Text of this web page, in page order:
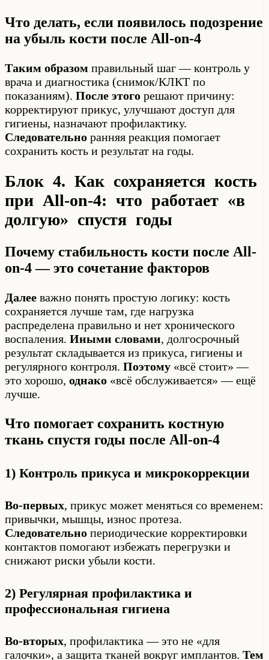
Что делать, если появилось подозрение
на убыль кости после All-on-4
Таким образом правильный шаг — контроль у
врача и диагностика (снимок/КЛКТ по
показаниям). После этого решают причину:
корректируют прикус, улучшают доступ для
гигиены, назначают профилактику.
Следовательно ранняя реакция помогает
сохранить кость и результат на годы.
Блок 4. Как сохраняется кость
при All-on-4: что работает «в
долгую» спустя годы
Почему стабильность кости после All-
on-4 — это сочетание факторов
Далее важно понять простую логику: кость
сохраняется лучше там, где нагрузка
распределена правильно и нет хронического
воспаления. Иными словами, долгосрочный
результат складывается из прикуса, гигиены и
регулярного контроля. Поэтому «всё стоит» —
это хорошо, однако «всё обслуживается» — ещё
лучше.
Что помогает сохранить костную
ткань спустя годы после All-on-4
1) Контроль прикуса и микрокоррекции
Во-первых, прикус может меняться со временем:
привычки, мышцы, износ протеза.
Следовательно периодические корректировки
контактов помогают избежать перегрузки и
снижают риски убыли кости.
2) Регулярная профилактика и
профессиональная гигиена
Во-вторых, профилактика — это не «для
галочки», а защита тканей вокруг имплантов. Тем